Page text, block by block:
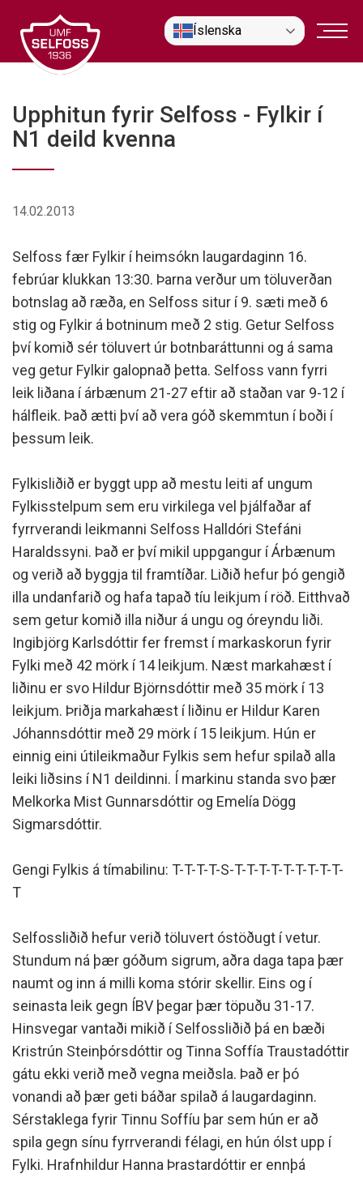
efni
Íslenska
Upphitun fyrir Selfoss - Fylkir í
N1 deild kvenna
14.02.2013
Selfoss fær Fylkir í heimsókn laugardaginn 16.
febrúar klukkan 13:30. Þarna verður um töluverðan
botnslag að ræða, en Selfoss situr í 9. sæti með 6
stig og Fylkir á botninum með 2 stig. Getur Selfoss
því komið sér töluvert úr botnbaráttunni og á sama
veg getur Fylkir galopnað þetta. Selfoss vann fyrri
leik liðana í árbænum 21-27 eftir að staðan var 9-12 í
hálfleik. Það ætti því að vera góð skemmtun í boði í
þessum leik.
Fylkisliðið er byggt upp að mestu leiti af ungum
Fylkisstelpum sem eru virkilega vel þjálfaðar af
fyrrverandi leikmanni Selfoss Halldóri Stefáni
Haraldssyni. Það er því mikil uppgangur í Árbænum
og verið að byggja til framtíðar. Liðið hefur þó gengið
illa undanfarið og hafa tapað tíu leikjum í röð. Eitthvað
sem getur komið illa niður á ungu og óreyndu liði.
Ingibjörg Karlsdóttir fer fremst í markaskorun fyrir
Fylki með 42 mörk í 14 leikjum. Næst markahæst í
liðinu er svo Hildur Björnsdóttir með 35 mörk í 13
leikjum. Þriðja markahæst í liðinu er Hildur Karen
Jóhannsdóttir með 29 mörk í 15 leikjum. Hún er
einnig eini útileikmaður Fylkis sem hefur spilað alla
leiki liðsins í N1 deildinni. Í markinu standa svo þær
Melkorka Mist Gunnarsdóttir og Emelía Dögg
Sigmarsdóttir.
Gengi Fylkis á tímabilinu: T-T-T-T-S-T-T-T-T-T-T-T-T-T-
T
Selfossliðið hefur verið töluvert óstöðugt í vetur.
Stundum ná þær góðum sigrum, aðra daga tapa þær
naumt og inn á milli koma stórir skellir. Eins og í
seinasta leik gegn ÍBV þegar þær töpuðu 31-17.
Hinsvegar vantaði mikið í Selfossliðið þá en bæði
Kristrún Steinþórsdóttir og Tinna Soffía Traustadóttir
gátu ekki verið með vegna meiðsla. Það er þó
vonandi að þær geti báðar spilað á laugardaginn.
Sérstaklega fyrir Tinnu Soffíu þar sem hún er að
spila gegn sínu fyrrverandi félagi, en hún ólst upp í
Fylki. Hrafnhildur Hanna Þrastardóttir er ennþá